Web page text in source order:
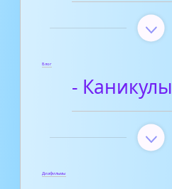
Блог
- Каникулы
Диафильмы